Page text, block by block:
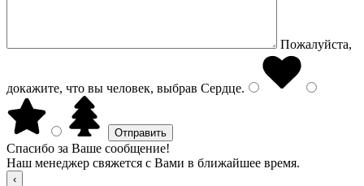
Пожалуйста,
докажите, что вы человек, выбрав Сердце.
Спасибо за Ваше сообщение!
Наш менеджер свяжется с Вами в ближайшее время.